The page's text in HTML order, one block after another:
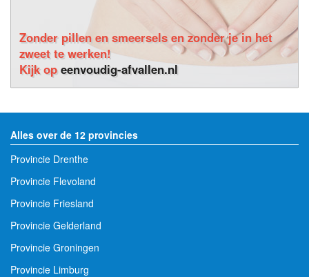
Zonder pillen en smeersels en zonder je in het
zweet te werken!
Kijk opeenvoudig-afvallen.nl
Alles over de 12 provincies
Provincie Drenthe
Provincie Flevoland
Provincie Friesland
Provincie Gelderland
Provincie Groningen
Provincie Limburg